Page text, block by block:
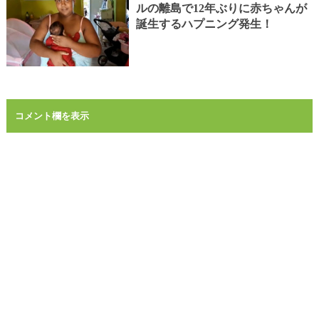
ルの離島で12年ぶりに赤ちゃんが
誕生するハプニング発生！
コメント欄を表示